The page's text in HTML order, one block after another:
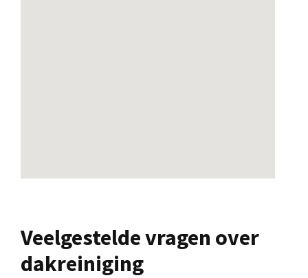
Veelgestelde vragen over
dakreiniging